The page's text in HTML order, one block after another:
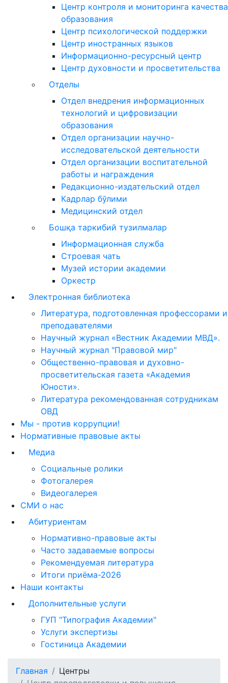
Центр контроля и мониторинга качества
образования
Центр психологической поддержки
Центр иностранных языков
Информационно-ресурсный центр
Центр духовности и просветительства
Отделы
Отдел внедрения информационных
технологий и цифровизации
образования
Отдел организации научно-
исследовательской деятельности
Отдел организации воспитательной
работы и награждения
Редакционно-издательский отдел
Кадрлар бўлими
Медицинский отдел
Бошқа таркибий тузилмалар
Информационная служба
Строевая чать
Музей истории академии
Оркестр
Электронная библиотека
Литература, подготовленная профессорами и
преподавателями
Научный журнал «Вестник Академии МВД».
Научный журнал "Правовой мир"
Общественно-правовая и духовно-
просветительская газета «Академия
Юности».
Литература рекомендованная сотрудникам
ОВД
Мы - против коррупции!
Нормативные правовые акты
Медиа
Социальные ролики
Фотогалерея
Видеогалерея
СМИ о нас
Абитуриентам
Нормативно-правовые акты
Часто задаваемые вопросы
Рекомендуемая литература
Итоги приёма-2026
Наши контакты
Дополнительные услуги
ГУП "Типография Академии"
Услуги экспертизы
Гостиница Академии
Главная
Центры